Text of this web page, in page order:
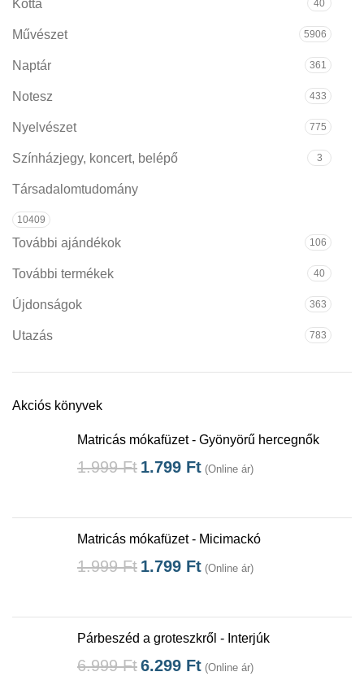
Kotta 40
Művészet 5906
Naptár 361
Notesz 433
Nyelvészet 775
Színházjegy, koncert, belépő 3
Társadalomtudomány
10409
További ajándékok 106
További termékek 40
Újdonságok 363
Utazás 783
Akciós könyvek
Matricás mókafüzet - Gyönyörű hercegnők
1.999Ft 1.799 Ft (Online ár)
Matricás mókafüzet - Micimackó
1.999Ft 1.799 Ft (Online ár)
Párbeszéd a groteszkről - Interjúk
6.999Ft6.299 Ft (Online ár)